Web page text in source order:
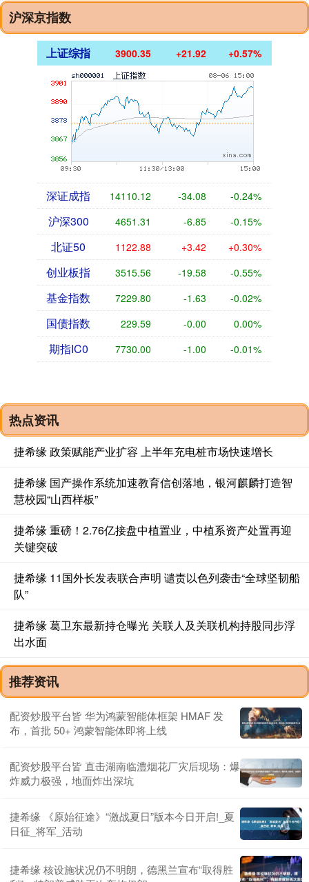
沪深京指数
上证综指 3900.35 +21.92 +0.57%
深证成指 14110.12 -34.08 -0.24%
沪深300 4651.31 -6.85 -0.15%
北证50 1122.88 +3.42 +0.30%
创业板指 3515.56 -19.58 -0.55%
基金指数 7229.80 -1.63 -0.02%
国债指数 229.59 -0.00 0.00%
期指IC0 7730.00 -1.00 -0.01%
热点资讯
捷希缘 政策赋能产业扩容 上半年充电桩市场快速增长
捷希缘 国产操作系统加速教育信创落地，银河麒麟打造智
慧校园“山西样板”
捷希缘 重磅！2.76亿接盘中植置业，中植系资产处置再迎
关键突破
捷希缘 11国外长发表联合声明 谴责以色列袭击“全球坚韧船
队”
捷希缘 葛卫东最新持仓曝光 关联人及关联机构持股同步浮
出水面
推荐资讯
配资炒股平台皆 华为鸿蒙智能体框架 HMAF 发
布，首批 50+ 鸿蒙智能体即将上线
配资炒股平台皆 直击湖南临澧烟花厂灾后现场：爆
炸威力极强，地面炸出深坑
捷希缘 《原始征途》“激战夏日”版本今日开启!_夏
日征_将军_活动
捷希缘 核设施状况仍不明朗，德黑兰宣布“取得胜